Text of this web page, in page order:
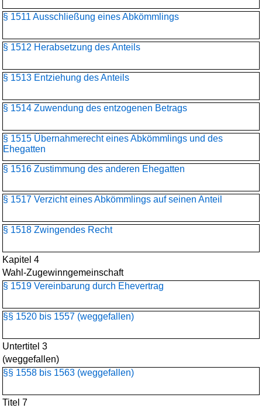
§ 1511 Ausschließung eines Abkömmlings
§ 1512 Herabsetzung des Anteils
§ 1513 Entziehung des Anteils
§ 1514 Zuwendung des entzogenen Betrags
§ 1515 Übernahmerecht eines Abkömmlings und des
Ehegatten
§ 1516 Zustimmung des anderen Ehegatten
§ 1517 Verzicht eines Abkömmlings auf seinen Anteil
§ 1518 Zwingendes Recht
Kapitel 4
Wahl-Zugewinngemeinschaft
§ 1519 Vereinbarung durch Ehevertrag
§§ 1520 bis 1557 (weggefallen)
Untertitel 3
(weggefallen)
§§ 1558 bis 1563 (weggefallen)
Titel 7